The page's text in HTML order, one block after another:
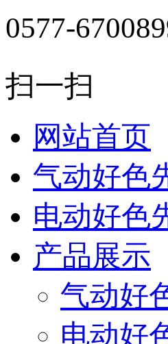
0577-
扫一扫
网站首页
气动好色
电动好色
产品展示
气动好
电动好